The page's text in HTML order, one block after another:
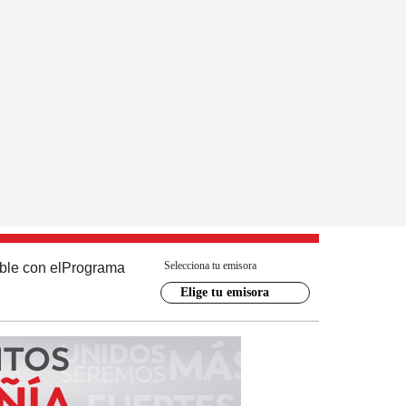
con el Programa Selecciona tu emisora
Elige tu emisora